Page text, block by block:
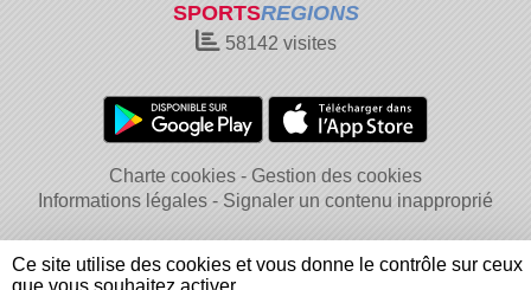
SPORTSREGIONS
58142 visites
Charte cookies
Gestion des cookies
Informations légales
Signaler un contenu inapproprié
Ce site utilise des cookies et vous donne le contrôle sur ceux
que vous souhaitez activer